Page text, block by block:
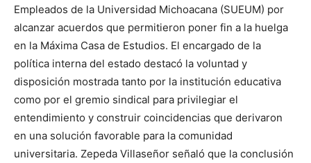
Empleados de la Universidad Michoacana (SUEUM) por
alcanzar acuerdos que permitieron poner fin a la huelga
en la Máxima Casa de Estudios. El encargado de la
política interna del estado destacó la voluntad y
disposición mostrada tanto por la institución educativa
como por el gremio sindical para privilegiar el
entendimiento y construir coincidencias que derivaron
en una solución favorable para la comunidad
universitaria. Zepeda Villaseñor señaló que la conclusión